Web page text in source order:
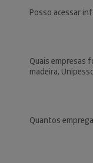
Posso acessar
Quais empresas
madeira,
Quantos